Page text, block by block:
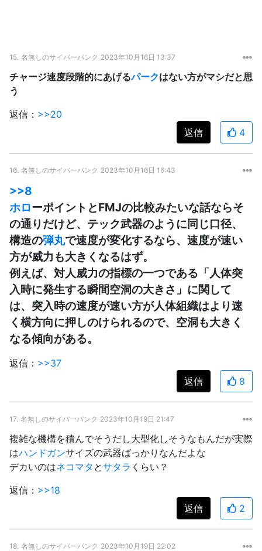
15. 名無しのサイバーパンク 2023年10月16日 13:37
チャージ速度段階的にあげるパークはない方がマシだと思
う
返信： >>20
返信
4
16. 名無しのサイバーパンク 2023年10月16日 16:43
>>8
ホローポイントとFMJの比較みたいな話ならそ
の通りだけど、テック武器のように同じ口径、
構造の弾丸で速度が変化するなら、速度が速い
方が威力も大きくなるはず。
例えば、対人威力の指標の一つである「人体突
入時に発生する瞬間空洞の大きさ」に関して
は、突入時の速度が速い方が人体組織はより速
く横方向に押しのけられるので、空洞も大きく
なる傾向がある。
返信： >>37
返信
8
17. 名無しのサイバーパンク 2023年10月19日 21:47
複雑な機構を積んでそうだし大型化しそうなもんだが実際
はハンドガンサイズの武器ばっかりなんだよな
デカいのはネコマタ とサタラ くらい？
返信： >>18
返信
2
18. 名無しのサイバーパンク 2023年10月19日 22:02